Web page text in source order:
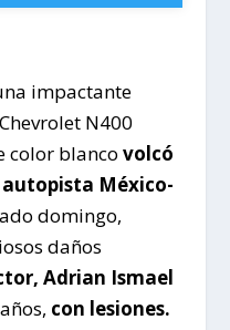
impactante
Chevrolet N400
color blanco volcó
México-
domingo,
daños
Adrian Ismael
con lesiones.